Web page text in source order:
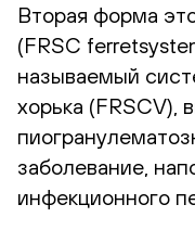
Вторая форма
(FRSC
называемый
хорька (FRSCV),
заболевание,
инфекционного